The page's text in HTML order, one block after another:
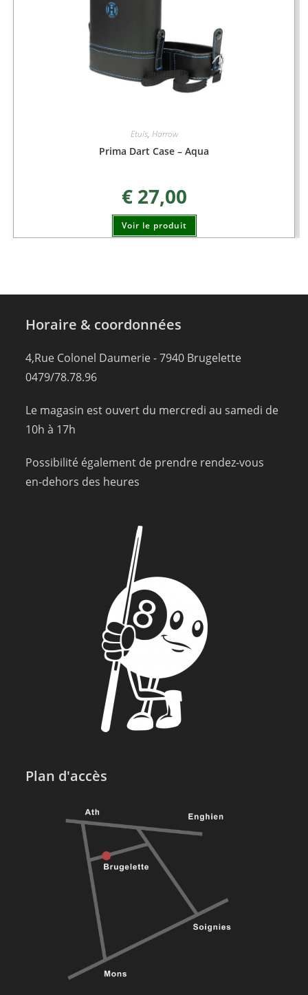
Etuis, Harrow
Prima Dart Case – Aqua
€27,00
Voir le produit
Horaire & coordonnées
4,Rue Colonel Daumerie - 7940 Brugelette
0479/78.78.96
Le magasin est ouvert du mercredi au samedi de
10h à 17h
Possibilité également de prendre rendez-vous
en-dehors des heures
Plan d'accès